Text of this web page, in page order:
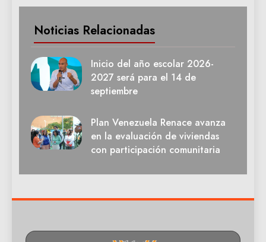
Noticias Relacionadas
Inicio del año escolar 2026-
2027 será para el 14 de
septiembre
Plan Venezuela Renace avanza
en la evaluación de viviendas
con participación comunitaria